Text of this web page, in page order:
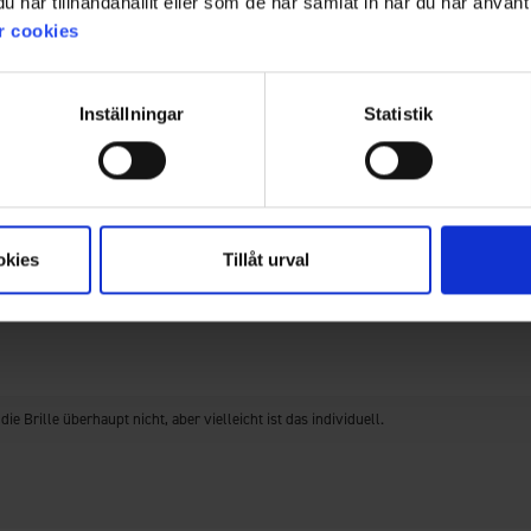
cookies
Inställningar Statistik
Tillåt urval
nicht, was sich jemand dabei gedacht hat.
Brille überhaupt nicht, aber vielleicht ist das individuell.